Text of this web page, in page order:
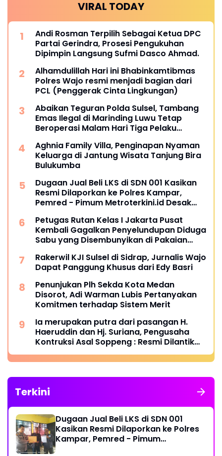
VIRAL TODAY
Andi Rosman Terpilih Sebagai Ketua DPC
Partai Gerindra, Prosesi Pengukuhan
Dipimpin Langsung Sufmi Dasco Ahmad.
Alhamdulillah Hari ini Bhabinkamtibmas
Polres Wajo resmi menjadi bagian dari
PCL (Penggerak Cinta Lingkungan)
Abaikan Teguran Polda Sulsel, Tambang
Emas Ilegal di Marinding Luwu Tetap
Beroperasi Malam Hari Tiga Pelaku
Aghnia Family Villa, Penginapan Nyaman
Keluarga di Jantung Wisata Tanjung Bira
Bulukumba
Dugaan Jual Beli LKS di SDN 001 Kasikan
Resmi Dilaporkan ke Polres Kampar,
Pemred - Pimum Metroterkini.id Desak
Petugas Rutan Kelas I Jakarta Pusat
Kembali Gagalkan Penyelundupan Diduga
Sabu yang Disembunyikan di Pakaian
Rakerwil KJI Sulsel di Sidrap, Jurnalis Wajo
Dapat Panggung Khusus dari Edy Basri
Penunjukan Plh Sekda Kota Medan
Disorot, Adi Warman Lubis Pertanyakan
Komitmen terhadap Sistem Merit
Ia merupakan putra dari pasangan H.
Haeruddin dan Hj. Suriana, Pengusaha
Kontruksi Asal Soppeng : Resmi Dilantik
Ketua BPC HIPMI Makassar
Terkini
Dugaan Jual Beli LKS di SDN 001
Kasikan Resmi Dilaporkan ke Polres
Kampar, Pemred - Pimum